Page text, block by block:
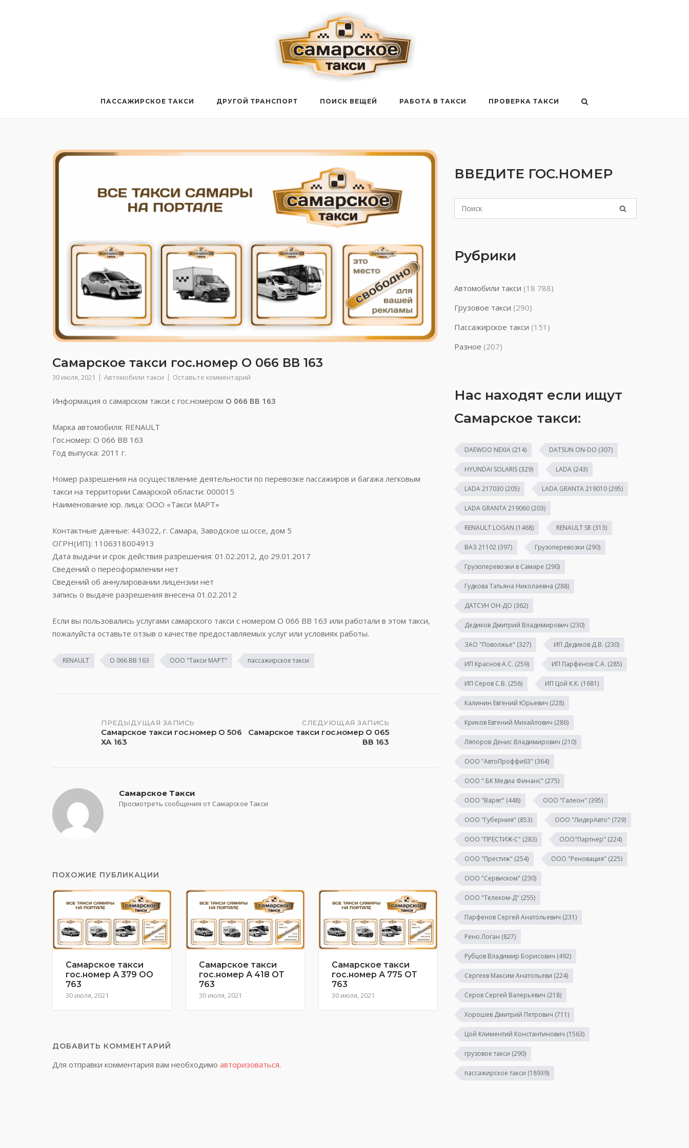
ПАССАЖИРСКОЕ ТАКСИ ДРУГОЙ ТРАНСПОРТ ПОИСК ВЕЩЕЙ РАБОТА В ТАКСИ ПРОВЕРКА ТАКСИ
Самарское такси гос.номер О 066 ВВ 163
30 июля, 2021 Автомобили такси Оставьте комментарий
Информация о самарском такси с гос.номером О 066 ВВ 163
Марка автомобиля: RENAULT
Гос.номер: О 066 ВВ 163
Год выпуска: 2011 г.
Номер разрешения на осуществление деятельности по перевозке пассажиров и багажа легковым
такси на территории Самарской области: 000015
Наименование юр. лица: ООО «Такси МАРТ»
Контактные данные: 443022, г. Самара, Заводское ш.оссе, дом 5
ОГРН(ИП): 1106318004913
Дата выдачи и срок действия разрешения: 01.02.2012, до 29.01.2017
Сведений о переоформлении нет
Сведений об аннулировании лицензии нет
запись о выдаче разрешения внесена 01.02.2012
Если вы пользовались услугами самарского такси с номером О 066 ВВ 163 или работали в этом такси,
пожалуйста оставьте отзыв о качестве предоставляемых услуг или условиях работы.
RENAULT О 066 ВВ 163 ООО "Такси МАРТ" пассажирское такси
НавигацияПРЕДЫДУЩАЯ ЗАПИСЬ
Самарское такси гос.номер О 506
ХА 163
СЛЕДУЮЩАЯ ЗАПИСЬ
Самарское такси гос.номер О 065
ВВ 163
Самарское Такси
Просмотреть сообщения от Самарское Такси
ПОХОЖИЕ ПУБЛИКАЦИИ
Самарское такси
гос.номер А 379 ОО
763
30 июля, 2021
Самарское такси
гос.номер А 418 ОТ
763
30 июля, 2021
Самарское такси
гос.номер А 775 ОТ
763
30 июля, 2021
ДОБАВИТЬ КОММЕНТАРИЙ
Для отправки комментария вам необходимо авторизоваться.
ВВЕДИТЕ ГОС.НОМЕР
Рубрики
Автомобили такси (18 788)
Грузовое такси (290)
Пассажирское такси (151)
Разное (207)
Нас находят если ищут
Самарское такси:
DAEWOO NEXIA(214) DATSUN ON-DO (307)
HYUNDAI SOLARIS(329) LADA(243)
LADA 217030(205) LADA GRANTA 219010(295)
LADA GRANTA 219060(203)
RENAULT LOGAN (1468) RENAULT SR(313)
ВАЗ 21102(397) Грузоперевозки (290)
Грузоперевозки в Самаре (290)
Гудкова Татьяна Николаевна (288)
ДАТСУН ОН-ДО (362)
Дедиков Дмитрий Владимирович (230)
ЗАО "Поволжье" (327) ИП Дедиков Д.В. (230)
ИП Краснов А.С. (259) ИП Парфенов С.А. (285)
ИП Серов С.В. (256) ИП Цой К.К. (1681)
Калинин Евгений Юрьевич (228)
Криков Евгений Михайлович (286)
Ляпоров Денис Владимирович (210)
ООО "АвтоПроффи63" (364)
ООО " БК Медиа Финанс" (275)
ООО "Варяг" (448) ООО "Галеон" (395)
ООО "Губерния" (853) ООО "ЛидерАвто" (729)
ООО "ПРЕСТИЖ-С" (283) ООО"Партнер" (224)
ООО "Престиж" (254) ООО "Реновация" (225)
ООО "Сервиском" (230)
ООО "Телеком-Д" (255)
Парфенов Сергей Анатольевич (231)
Рено Логан (827)
Рубцов Владимир Борисович (492)
Сергеев Максим Анатольеви (224)
Серов Сергей Валерьевич (218)
Хорошев Дмитрий Петрович (711)
Цой Климентий Константинович (1563)
грузовое такси (290)
пассажирское такси (18939)